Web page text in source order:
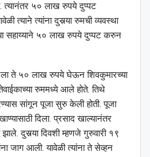
त्यानंतर ५० लाख रुपये दुप्पट
त्याने त्यांना दुसर्‍या रुमची व्यवस्था
सहाय्याने ५० लाख रुपये दुप्पट करुन
ते ५० लाख रुपये घेऊन शिवकुमारच्या
रुममध्ये आले होते. तिथे
सांगून पूजा सुरु केली होती. पूजा
दिला. प्रसाद खाल्यानंतर
दुसर्‍या दिवशी म्हणजे गुरुवारी १९
जाग आली. यावेळी त्यांना ते सेव्हन